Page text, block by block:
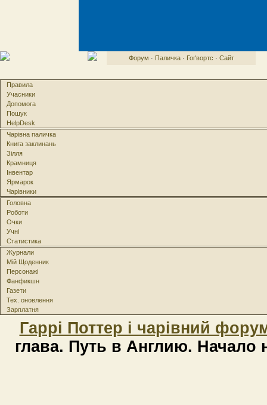
Форум · Паличка· Гоґвортс · Сайт
Правила
Учасники
Допомога
Пошук
HelpDesk
Чарівна паличка
Книга заклинань
Зілля
Крамниця
Інвентар
Ярмарок
Чарівники
Головна
Роботи
Очки
Учні
Статистика
Журнали
Мій Щоденник
Персонажі
Фанфикшн
Газети
Тех. оновлення
Зарплатня
Гаррі Поттер і чарівний
глава. Путь в Англию. Начало